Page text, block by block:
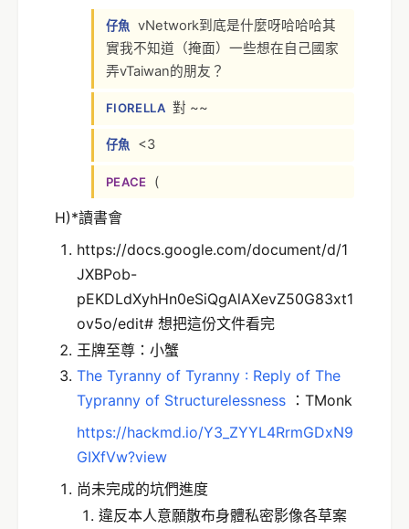
仔魚
vNetwork到底是什麼呀哈哈哈其
實我不知道（掩面）一些想在自己國家
弄vTaiwan的朋友？
FIORELLA 對 ~~
仔魚 <3
PEACE (
H)*讀書會
https://docs.google.com/document/d/1
JXBPob-
pEKDLdXyhHn0eSiQgAlAXevZ50G83xt1
ov5o/edit# 想把這份文件看完
王牌至尊：小蟹
The Tyranny of Tyranny : Reply of The
Typranny of Structurelessness ：TMonk
https://hackmd.io/Y3_ZYYL4RrmGDxN9
GIXfVw?view
尚未完成的坑們進度
違反本人意願散布身體私密影像各草案